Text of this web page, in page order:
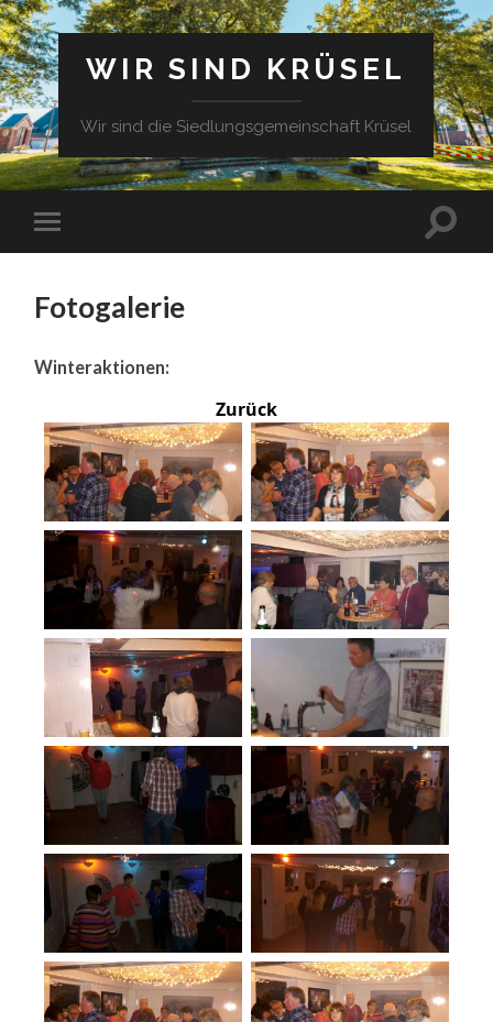
WIR SIND KRÜSEL
Wir sind die Siedlungsgemeinschaft Krüsel
Fotogalerie
Winteraktionen:
Zurück